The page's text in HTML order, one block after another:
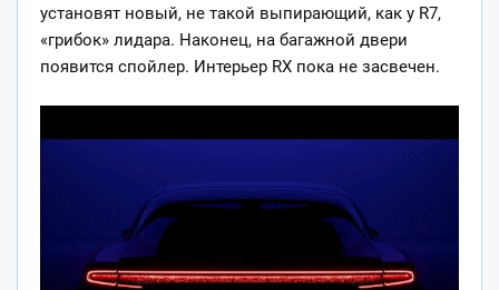
установят новый, не такой выпирающий, как у R7,
«грибок» лидара. Наконец, на багажной двери
появится спойлер. Интерьер RX пока не засвечен.